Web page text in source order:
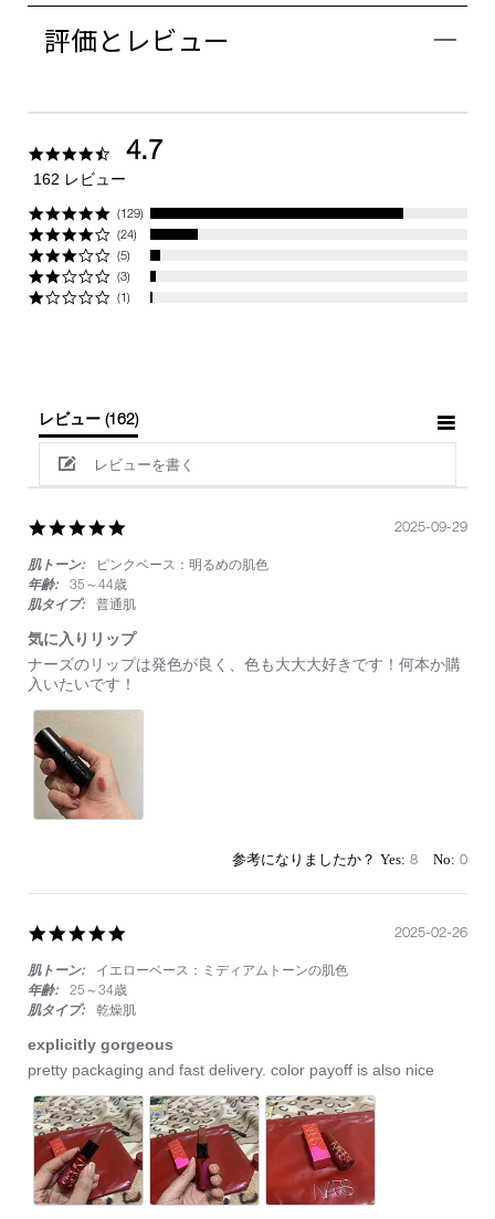
評価とレビュー
4.74.7
162 レビュー
(129)
(24)
(5)
(3)
(1)
レビュー (162)
レビューを書く
rating
肌トーン:
ピンクベース：明るめの肌色
年齢:
35～44歳
肌タイプ:
普通肌
気に入りリップ
Review
by
Sep
2025
review
stating
入
り
リ
ナーズのリップは発色が良く、色も大大大好きです！何本か購
入いたいです！
2025-09-29
8 0
rating
肌トーン:
イエローベース：ミディアムトーンの肌色
年齢:
25～34歳
肌タイプ:
乾燥肌
explicitly gorgeous
Review
on
26
Feb
2025
review
explicitly
gorgeous
pretty packaging and fast delivery. color payoff is also nice
2025-02-26